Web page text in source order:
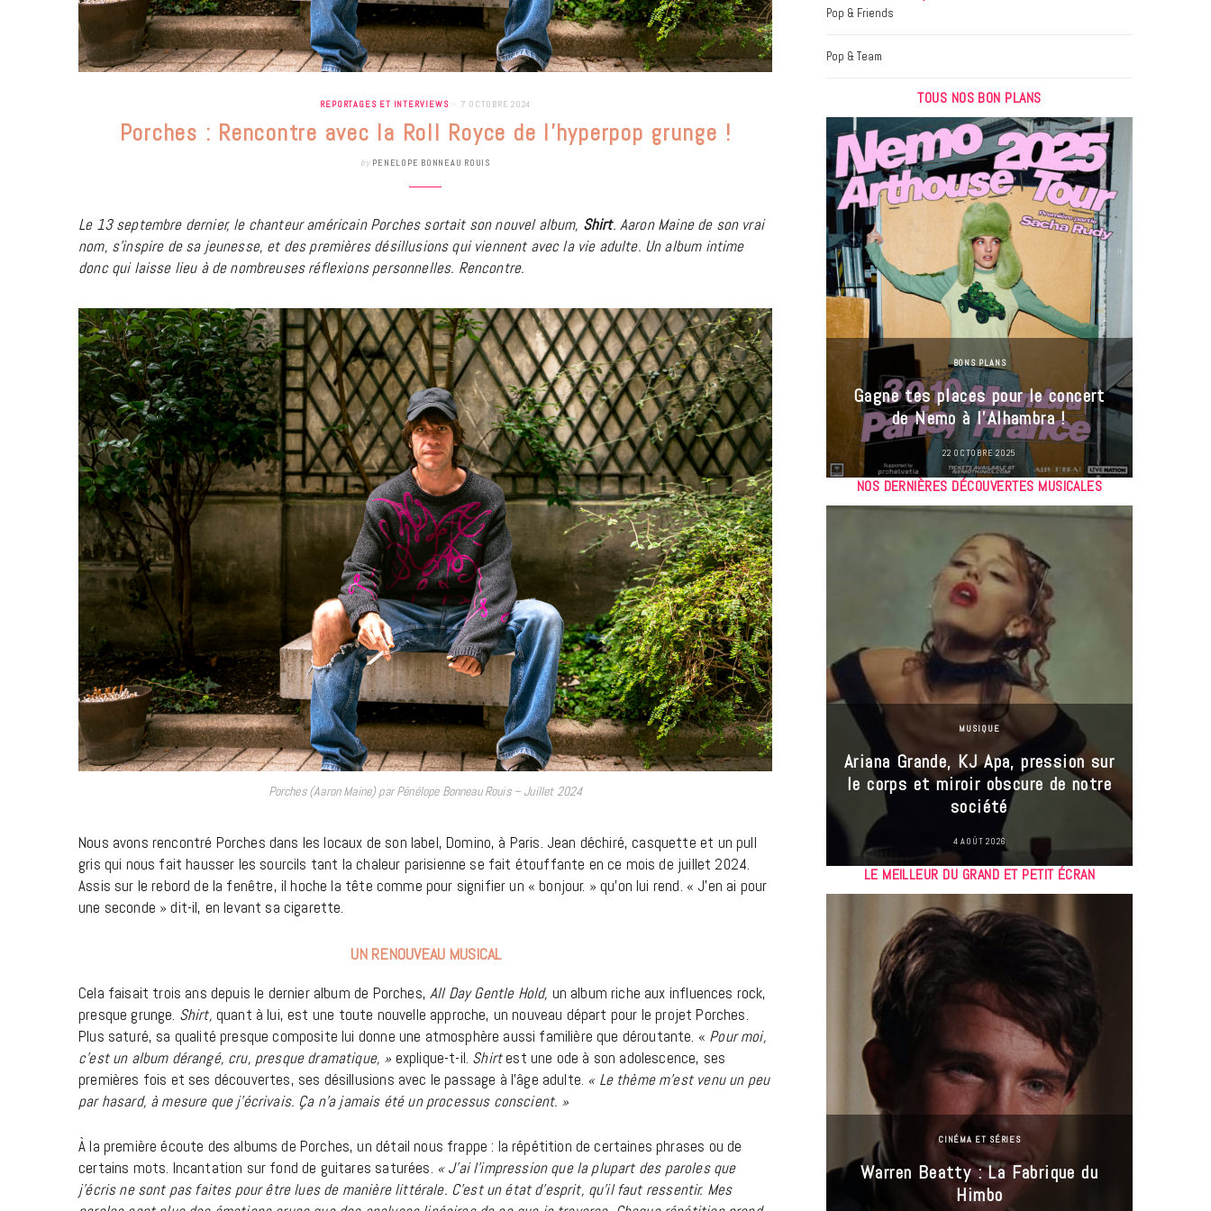
REPORTAGES ET INTERVIEWS 7 OCTOBRE 2024
Porches : Rencontre avec la Roll Royce de l’hyperpop grunge !
by PENELOPE BONNEAU ROUIS
Le 13 septembre dernier, le chanteur américain Porches sortait son nouvel album, Shirt. Aaron Maine de son vrai
nom, s’inspire de sa jeunesse, et des premières désillusions qui viennent avec la vie adulte. Un album intime
donc qui laisse lieu à de nombreuses réflexions personnelles. Rencontre.
Porches (Aaron Maine) par Pénélope Bonneau Rouis – Juillet 2024
Nous avons rencontré Porches dans les locaux de son label, Domino, à Paris. Jean déchiré, casquette et un pull
gris qui nous fait hausser les sourcils tant la chaleur parisienne se fait étouffante en ce mois de juillet 2024.
Assis sur le rebord de la fenêtre, il hoche la tête comme pour signifier un « bonjour. » qu’on lui rend. « J’en ai pour
une seconde » dit-il, en levant sa cigarette.
UN RENOUVEAU MUSICAL
Cela faisait trois ans depuis le dernier album de Porches,All Day Gentle Hold, un album riche aux influences rock,
presque grunge. Shirt, quant à lui, est une toute nouvelle approche, un nouveau départ pour le projet Porches.
Plus saturé, sa qualité presque composite lui donne une atmosphère aussi familière que déroutante. « Pour moi,
c’est un album dérangé, cru, presque dramatique, » explique-t-il. Shirtest une ode à son adolescence, ses
premières fois et ses découvertes, ses désillusions avec le passage à l’âge adulte. « Le thème m’est venu un peu
par hasard, à mesure que j’écrivais. Ça n’a jamais été un processus conscient. »
À la première écoute des albums de Porches, un détail nous frappe : la répétition de certaines phrases ou de
certains mots. Incantation sur fond de guitares saturées. « J’ai l’impression que la plupart des paroles que
j’écris ne sont pas faites pour être lues de manière littérale. C’est un état d’esprit, qu’il faut ressentir. Mes
Pop & Friends
Pop & Team
TOUS NOS BON PLANS
BONS PLANS
Les Eclatantes : une soirée entre
concerts, expos, kart, aéroplume…
à la Cité des Sciences
14 DÉCEMBRE 2022
BONS PLANS
Gagne tes places pour le concert
de Nemo à l’Alhambra !
22 OCTOBRE 2025
NOS DERNIÈRES DÉCOUVERTES MUSICALES
MUSIQUE
Cage The Elephant, l’ivoire du rock
18 JUILLET 2026
MUSIQUE
Ariana Grande, KJ Apa, pression sur
le corps et miroir obscure de notre
société
4 AOÛT 2026
LE MEILLEUR DU GRAND ET PETIT ÉCRAN
CINÉMA ET SÉRIES
Disclosure Day : le retour en grâce
de Steven Spielberg
CINÉMA ET SÉRIES
Warren Beatty : La Fabrique du
Himbo